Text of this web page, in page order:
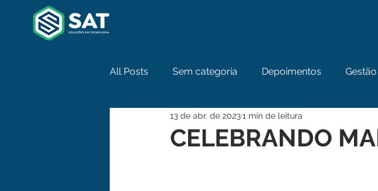
All Posts Sem categoria Depoimentos Gestão
CELEBRANDO
13 de abr. de 20231 min de leitura